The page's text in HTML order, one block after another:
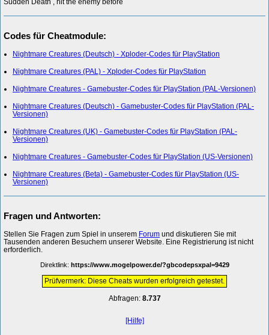
Codes für Cheatmodule:
Nightmare Creatures (Deutsch) - Xploder-Codes für PlayStation
Nightmare Creatures (PAL) - Xploder-Codes für PlayStation
Nightmare Creatures - Gamebuster-Codes für PlayStation (PAL-Versionen)
Nightmare Creatures (Deutsch) - Gamebuster-Codes für PlayStation (PAL-
Versionen)
Nightmare Creatures (UK) - Gamebuster-Codes für PlayStation (PAL-
Versionen)
Nightmare Creatures - Gamebuster-Codes für PlayStation (US-Versionen)
Nightmare Creatures (Beta) - Gamebuster-Codes für PlayStation (US-
Versionen)
Fragen und Antworten:
Stellen Sie Fragen zum Spiel in unserem Forum und diskutieren Sie mit
Tausenden anderen Besuchern unserer Website. Eine Registrierung ist nicht
erforderlich.
Direktlink: https://www.mogelpower.de/?gbcodepsxpal=9429
Prüfvermerk: Diese Cheats wurden erfolgreich getestet.
Abfragen: 8.737
[Hilfe]